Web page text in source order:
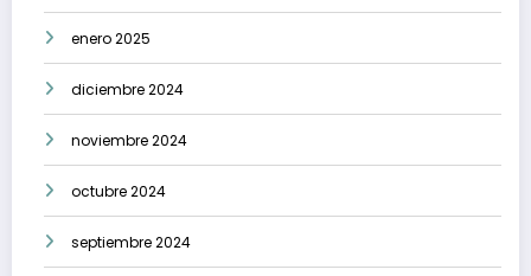
enero 2025
diciembre 2024
noviembre 2024
octubre 2024
septiembre 2024